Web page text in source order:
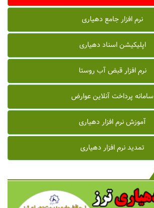
نرم افزار جامع دهیاری
اپلیکیشن اسناد دهیاری
نرم افزار قبض آب روستا
سامانه پرداخت آنلاین عوارض
آموزش نرم افزار دهیاری
تمدید نرم افزار دهیاری